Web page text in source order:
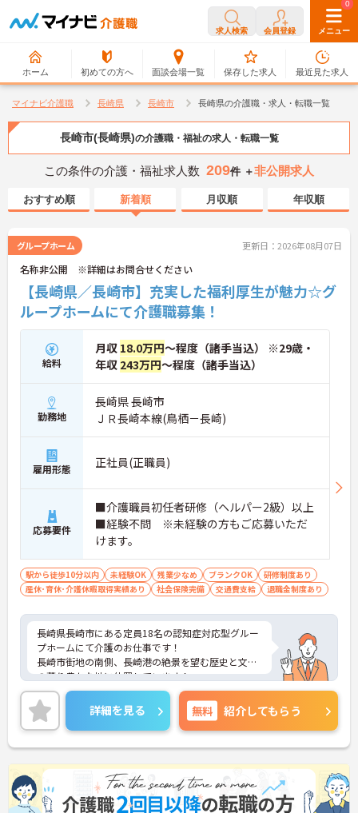
求人検索 会員登録 メニュー
ホーム 初めての方へ 面談会場一覧
0
保存した求人
0
最近見た求人
マイナビ介護職 長崎県 長崎市 長崎県の介護職・求人・転職一覧
長崎市(長崎県)の介護職・福祉の求人・転職一覧
この条件の介護・福祉求人数 209件 ＋非公開求人
おすすめ順 新着順 月収順 年収順
グループホーム 更新日：2026年08月07日
名称非公開 ※詳細はお問合せください
【長崎県／長崎市】充実した福利厚生が魅力☆グ
ループホームにて介護職募集！
給料
月収 18.0万円～程度（諸手当込） ※29歳・
年収 243万円～程度（諸手当込）
勤務地
長崎県 長崎市
ＪＲ長崎本線(鳥栖－長崎)
雇用形態 正社員(正職員)
応募要件
■介護職員初任者研修（ヘルパー2級）以上
■経験不問 ※未経験の方もご応募いただ
けます。
駅から徒歩10分以内 未経験OK 残業少なめ ブランクOK
研修制度あり
産休･育休･介護休暇取得実績あり
社会保険完備 交通費支給 退職金制度あり
長崎県長崎市にある定員18名の認知症対応型グルー
プホームにて介護のお仕事です！
長崎市街地の南側、長崎港の絶景を望む歴史と文化
の薫り豊かな地に位置しています！
社会保険完備はもちろん、福利厚生補助制度や保養
施設など充実した福利厚生をご用意♪
三菱電機グループならではの働きやすい環境が整っ
ています◎
また、勤務時間や勤務日はご希望を考慮！家事や育
児とも両立させやすく、家庭をお持ちの方も無理な
く働けます☆
ご興味がある方は是非一度マイナビまでお問合せく
ださい！！
詳細を見る 無料 紹介してもらう